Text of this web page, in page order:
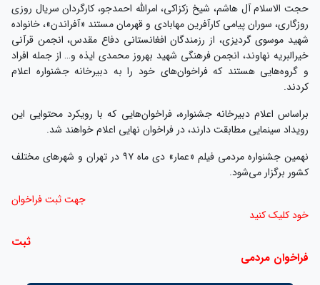
حجت الاسلام آل هاشم، شیخ زکزاکی، امرالله احمدجو، کارگردان سریال روزی
روزگاری، سوران پیامی کارآفرین مهابادی و قهرمان مستند «آفراندن»، خانواده
شهید موسوی گردیزی، از رزمندگان افغانستانی دفاع مقدس، انجمن قرآنی
خیرالبریه نهاوند، انجمن فرهنگی شهید بهروز محمدی ایذه و… از جمله افراد
و گروه‌هایی هستند که فراخوان‌های خود را به دبیرخانه جشنواره اعلام
کردند.
براساس اعلام دبیرخانه جشنواره، فراخوان‌هایی که با رویکرد محتوایی این
رویداد سینمایی مطابقت دارند، در فراخوان نهایی اعلام خواهند شد.
نهمین جشنواره مردمی فیلم «عمار» دی ماه ۹۷ در تهران و شهرهای مختلف
کشور برگزار می‌شود.
جهت ثبت فراخوان
خود کلیک کنید
ثبت
فراخوان مردمی